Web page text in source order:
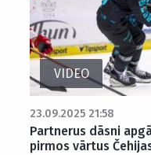
VIDEO
23.09.2025 21:58
Partnerus dāsni
pirmos vārtus